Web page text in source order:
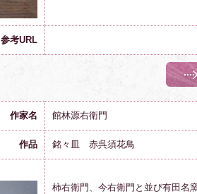
参考URL
作家名 館林源右衛門
作品 銘々皿 赤呉須花鳥
柿右衛門、今右衛門と並び有田名